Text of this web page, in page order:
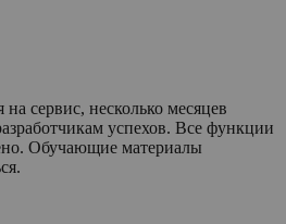
сервис, несколько месяцев
успехов. Все функции
Обучающие материалы